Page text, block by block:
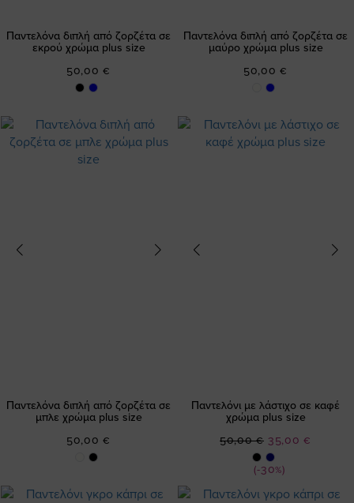
Παντελόνα διπλή από ζορζέτα σε
εκρού χρώμα plus size
50,00 €
Παντελόνα διπλή από ζορζέτα σε
μαύρο χρώμα plus size
50,00 €
Παντελόνα διπλή από ζορζέτα σε
μπλε χρώμα plus size
50,00 €
Παντελόνι με λάστιχο σε καφέ
χρώμα plus size
(-30%)
Ειδική
Τιμή
35,00 €
50,00 €